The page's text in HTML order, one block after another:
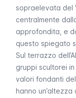
sopraelevata del
centralmente
approfondita, e
questo spiegato
Sul terrazzo
gruppi scultorei
valori fondanti
hanno